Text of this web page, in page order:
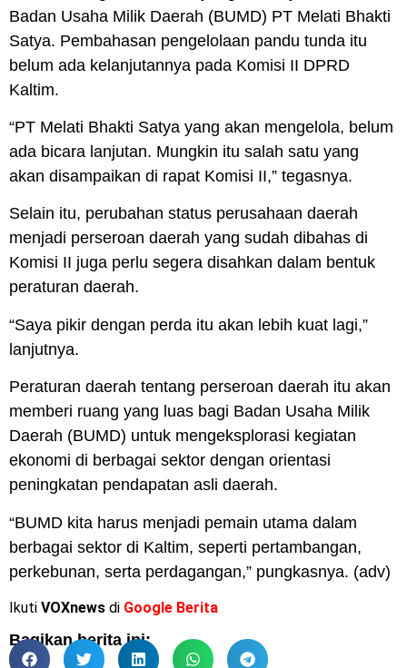
Badan Usaha Milik Daerah (BUMD) PT Melati Bhakti
Satya. Pembahasan pengelolaan pandu tunda itu
belum ada kelanjutannya pada Komisi II DPRD
Kaltim.
“PT Melati Bhakti Satya yang akan mengelola, belum
ada bicara lanjutan. Mungkin itu salah satu yang
akan disampaikan di rapat Komisi II,” tegasnya.
Selain itu, perubahan status perusahaan daerah
menjadi perseroan daerah yang sudah dibahas di
Komisi II juga perlu segera disahkan dalam bentuk
peraturan daerah.
“Saya pikir dengan perda itu akan lebih kuat lagi,”
lanjutnya.
Peraturan daerah tentang perseroan daerah itu akan
memberi ruang yang luas bagi Badan Usaha Milik
Daerah (BUMD) untuk mengeksplorasi kegiatan
ekonomi di berbagai sektor dengan orientasi
peningkatan pendapatan asli daerah.
“BUMD kita harus menjadi pemain utama dalam
berbagai sektor di Kaltim, seperti pertambangan,
perkebunan, serta perdagangan,” pungkasnya. (adv)
Ikuti VOXnews di Google Berita
Bagikan berita ini: